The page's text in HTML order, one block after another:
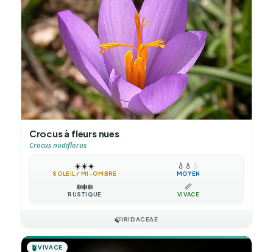
Crocus à fleurs nues
Crocus nudiflorus
☀️☀️☀️
SOLEIL / MI-OMBRE
💧 💧 💧
MOYEN
❄️❄️❄️
RUSTIQUE
📏
VIVACE
🍃IRIDACEAE
🪴VIVACE